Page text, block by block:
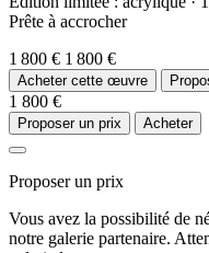
Prête à accrocher
1 800 € 1 800 €
Acheter cette œuvre
1 800 €
Proposer un prix Acheter
Proposer un prix
Vous avez la possibilité de
notre galerie partenaire.